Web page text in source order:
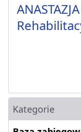
Kategorie